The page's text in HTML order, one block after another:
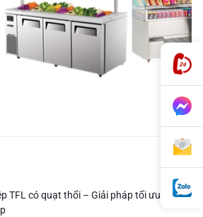
TFL có quạt thổi – Giải pháp tối ưu cho